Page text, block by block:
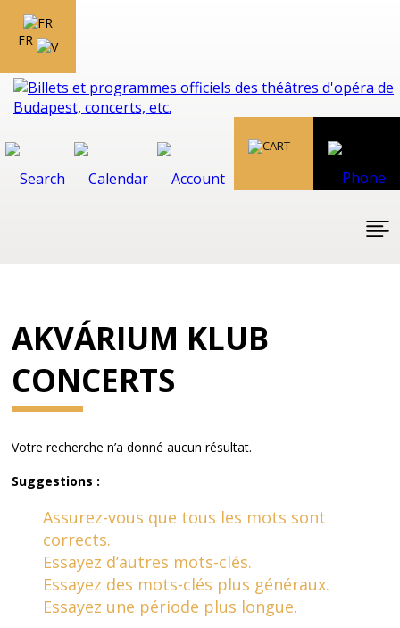
FR
AKVÁRIUM KLUB
CONCERTS
Votre recherche n’a donné aucun résultat.
Suggestions :
Assurez-vous que tous les mots sont
corrects.
Essayez d’autres mots-clés.
Essayez des mots-clés plus généraux.
Essayez une période plus longue.